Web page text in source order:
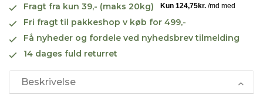
Fragt fra kun 39,- (maks 20kg)
Fri fragt til pakkeshop v køb for 499,-
Få nyheder og fordele ved nyhedsbrev tilmelding
14 dages fuld returret
Beskrivelse